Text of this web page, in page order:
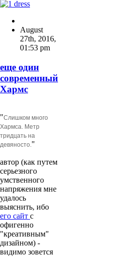
August
27th, 2016,
01:53 pm
еще один
современный
Хармс
"Слишком много
Хармса. Метр
тридцать на
девяносто."
автор (как путем
серьезного
умственного
напряжения мне
удалось
выяснить, ибо
его сайт с
офигенно
"креативным"
дизайном) -
видимо зовется